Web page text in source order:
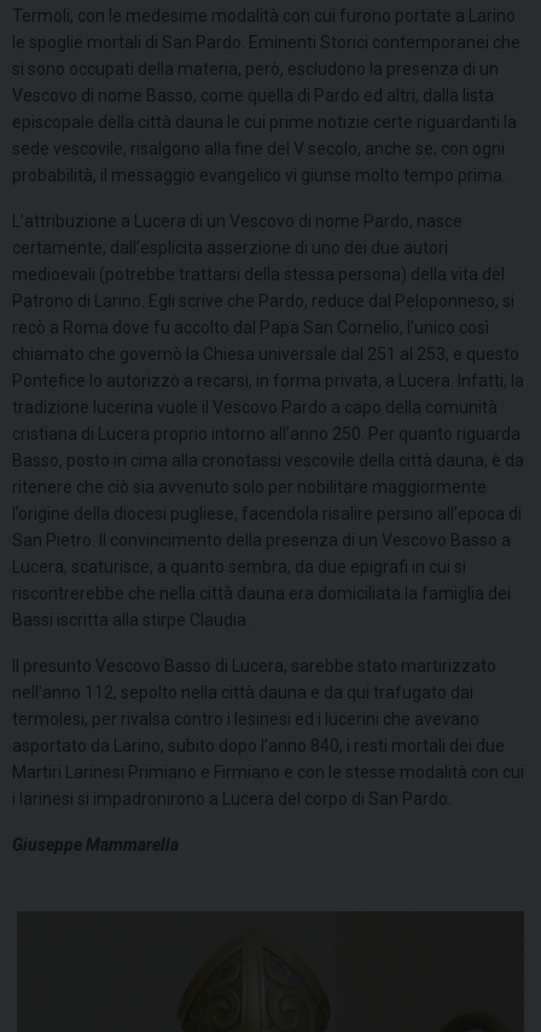
Termoli, con le medesime modalità con cui furono portate a Larino
le spoglie mortali di San Pardo. Eminenti Storici contemporanei che
si sono occupati della materia, però, escludono la presenza di un
Vescovo di nome Basso, come quella di Pardo ed altri, dalla lista
episcopale della città dauna le cui prime notizie certe riguardanti la
sede vescovile, risalgono alla fine del V secolo, anche se, con ogni
probabilità, il messaggio evangelico vi giunse molto tempo prima.
L’attribuzione a Lucera di un Vescovo di nome Pardo, nasce
certamente, dall’esplicita asserzione di uno dei due autori
medioevali (potrebbe trattarsi della stessa persona) della vita del
Patrono di Larino. Egli scrive che Pardo, reduce dal Peloponneso, si
recò a Roma dove fu accolto dal Papa San Cornelio, l’unico così
chiamato che governò la Chiesa universale dal 251 al 253, e questo
Pontefice lo autorizzò a recarsi, in forma privata, a Lucera. Infatti, la
tradizione lucerina vuole il Vescovo Pardo a capo della comunità
cristiana di Lucera proprio intorno all’anno 250. Per quanto riguarda
Basso, posto in cima alla cronotassi vescovile della città dauna, è da
ritenere che ciò sia avvenuto solo per nobilitare maggiormente
l’origine della diocesi pugliese, facendola risalire persino all’epoca di
San Pietro. Il convincimento della presenza di un Vescovo Basso a
Lucera, scaturisce, a quanto sembra, da due epigrafi in cui si
riscontrerebbe che nella città dauna era domiciliata la famiglia dei
Bassi iscritta alla stirpe Claudia.
Il presunto Vescovo Basso di Lucera, sarebbe stato martirizzato
nell’anno 112, sepolto nella città dauna e da qui trafugato dai
termolesi, per rivalsa contro i lesinesi ed i lucerini che avevano
asportato da Larino, subito dopo l’anno 840, i resti mortali dei due
Martiri Larinesi Primiano e Firmiano e con le stesse modalità con cui
i larinesi si impadronirono a Lucera del corpo di San Pardo.
Giuseppe Mammarella